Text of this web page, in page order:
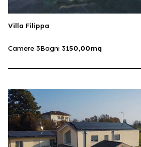
Villa Filippa
Camere 3Bagni 3150,00mq